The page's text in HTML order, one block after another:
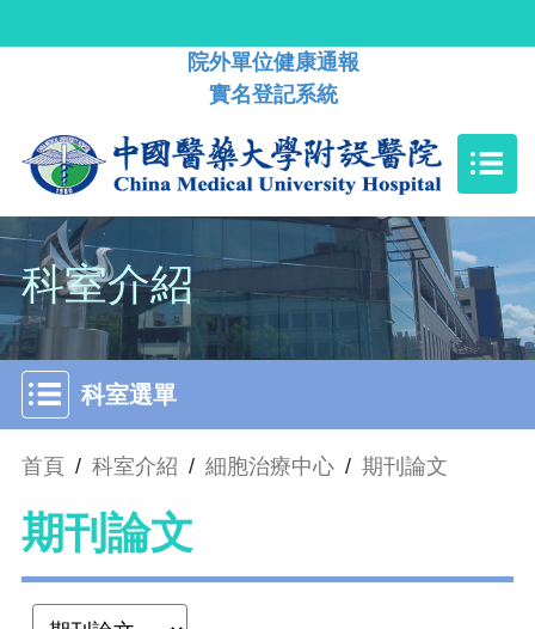
院外單位健康通報
實名登記系統
科室介紹
科室選單
首頁 / 科室介紹 / 細胞治療中心 / 期刊論文
期刊論文